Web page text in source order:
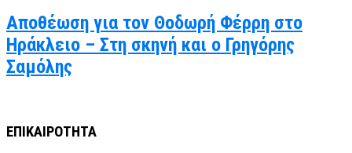
Αποθέωση για τον Θοδωρή Φέρρη στο
Ηράκλειο – Στη σκηνή και ο Γρηγόρης
Σαμόλης
ΕΠΙΚΑΙΡΟΤΗΤΑ